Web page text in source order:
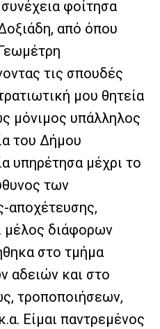
συνέχεια φοίτησα
από όπου
τις σπουδές
μου θητεία
μόνιμος υπάλληλος
του Δήμου
υπηρέτησα μέχρι το
των
αποχέτευσης,
μέλος διάφορων
στο τμήμα
αδειών και στο
τροποποιήσεων,
Είμαι παντρεμένος